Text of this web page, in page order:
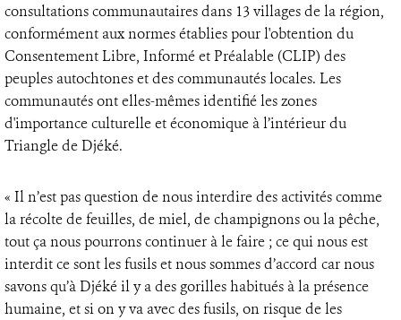
consultations communautaires dans 13 villages de la région,
conformément aux normes établies pour l'obtention du
Consentement Libre, Informé et Préalable (CLIP) des
peuples autochtones et des communautés locales. Les
communautés ont elles-mêmes identifié les zones
d'importance culturelle et économique à l’intérieur du
Triangle de Djéké.
« Il n’est pas question de nous interdire des activités comme
la récolte de feuilles, de miel, de champignons ou la pêche,
tout ça nous pourrons continuer à le faire ; ce qui nous est
interdit ce sont les fusils et nous sommes d’accord car nous
savons qu’à Djéké il y a des gorilles habitués à la présence
humaine, et si on y va avec des fusils, on risque de les